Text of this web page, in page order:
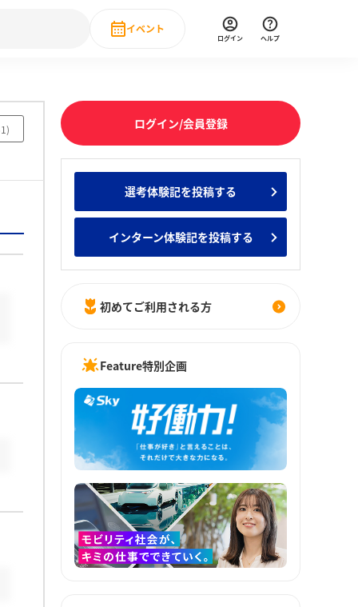
卒就職人気企業ランキング みんなのインターン人気企業ランキ
・DX現場社員インタビュー
イベント
直近のイベント一覧
ログイン ヘルプ
) ログイン/会員登録
選考体験記を投稿する
インターン体験記を投稿する
初めてご利用される方
Feature特別企画